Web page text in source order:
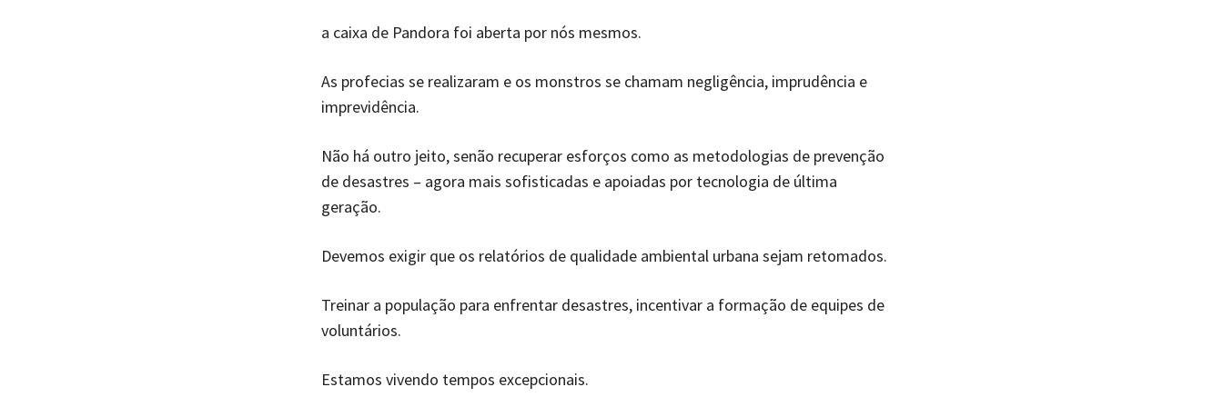
a caixa de Pandora foi aberta por nós mesmos.
As profecias se realizaram e os monstros se chamam negligência, imprudência e
imprevidência.
Não há outro jeito, senão recuperar esforços como as metodologias de prevenção
de desastres – agora mais sofisticadas e apoiadas por tecnologia de última
geração.
Devemos exigir que os relatórios de qualidade ambiental urbana sejam retomados.
Treinar a população para enfrentar desastres, incentivar a formação de equipes de
voluntários.
Estamos vivendo tempos excepcionais.